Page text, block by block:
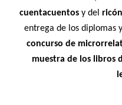
cuentacuentosy del
entrega de los diplomas
concurso de
muestra de los libros